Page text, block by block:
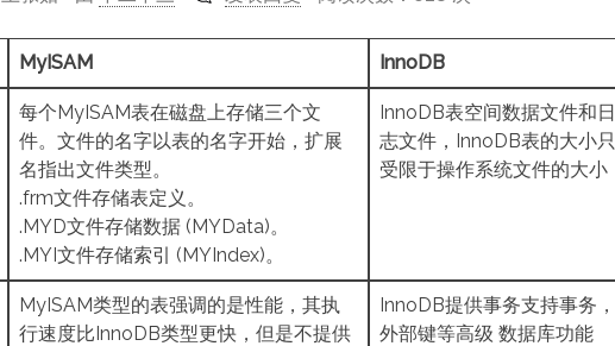
MyISAM InnoDB
每个MyISAM表在磁盘上存储三个文
件。文件的名字以表的名字开始，扩展
名指出文件类型。
.frm文件存储表定义。
.MYD文件存储数据 (MYData)。
.MYI文件存储索引 (MYIndex)。
InnoDB表空间数据文件和日
志文件，InnoDB表的大小只
受限于操作系统文件的大小
MyISAM类型的表强调的是性能，其执
行速度比InnoDB类型更快，但是不提供
InnoDB提供事务支持事务，
外部键等高级 数据库功能